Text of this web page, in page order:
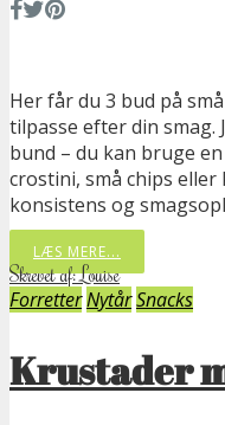
Her får du 3 bud på
tilpasse efter din
bund – du kan bruge
crostini, små chips
konsistens og
LÆS MERE...
Skrevet af: Louise
ForretterNytårSnacks
Krustader